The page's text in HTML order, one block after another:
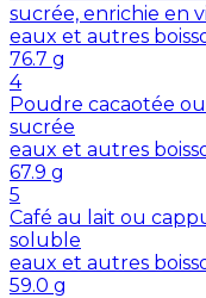
sucrée, enrichie en
eaux et autres
76.7 g
4
Poudre cacaotée
sucrée
eaux et autres
67.9 g
5
Café au lait ou
soluble
eaux et autres
59.0 g